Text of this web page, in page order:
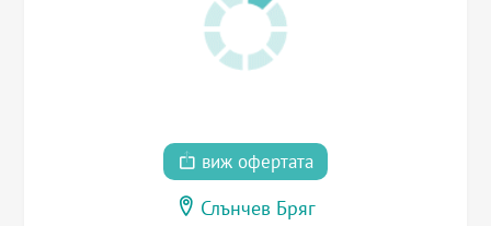
виж офертата
Слънчев Бряг